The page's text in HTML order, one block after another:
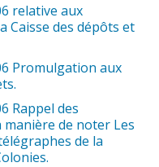
relative aux
Caisse des dépôts et
Promulgation aux
Rappel des
de noter Les
de la